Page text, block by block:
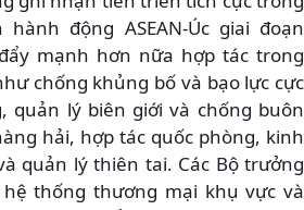
động ASEAN-Úc giai đoạn
mạnh hơn nữa hợp tác trong
chống khủng bố và bạo lực cực
quản lý biên giới và chống buôn
hải, hợp tác quốc phòng, kinh
quản lý thiên tai. Các Bộ trưởng
thống thương mại khụ vực và